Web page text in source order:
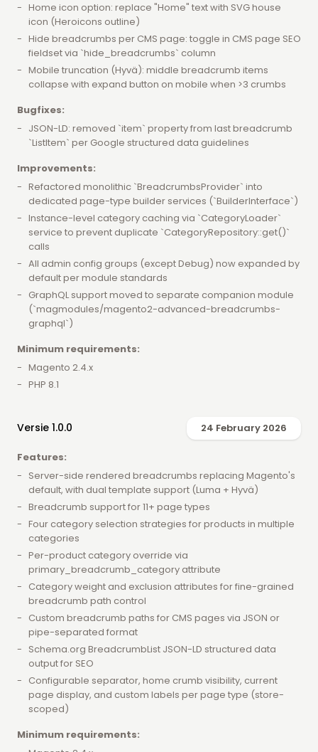
Home icon option: replace "Home" text with SVG house
icon (Heroicons outline)
Hide breadcrumbs per CMS page: toggle in CMS page SEO
fieldset via `hide_breadcrumbs` column
Mobile truncation (Hyvä): middle breadcrumb items
collapse with expand button on mobile when >3 crumbs
Bugfixes:
JSON-LD: removed `item` property from last breadcrumb
`ListItem` per Google structured data guidelines
Improvements:
Refactored monolithic `BreadcrumbsProvider` into
dedicated page-type builder services (`BuilderInterface`)
Instance-level category caching via `CategoryLoader`
service to prevent duplicate `CategoryRepository::get()`
calls
All admin config groups (except Debug) now expanded by
default per module standards
GraphQL support moved to separate companion module
(`magmodules/magento2-advanced-breadcrumbs-
graphql`)
Minimum requirements:
Magento 2.4.x
PHP 8.1
Versie 1.0.0 24 February 2026
Features:
Server-side rendered breadcrumbs replacing Magento's
default, with dual template support (Luma + Hyvä)
Breadcrumb support for 11+ page types
Four category selection strategies for products in multiple
categories
Per-product category override via
primary_breadcrumb_category attribute
Category weight and exclusion attributes for fine-grained
breadcrumb path control
Custom breadcrumb paths for CMS pages via JSON or
pipe-separated format
Schema.org BreadcrumbList JSON-LD structured data
output for SEO
Configurable separator, home crumb visibility, current
page display, and custom labels per page type (store-
scoped)
Minimum requirements: